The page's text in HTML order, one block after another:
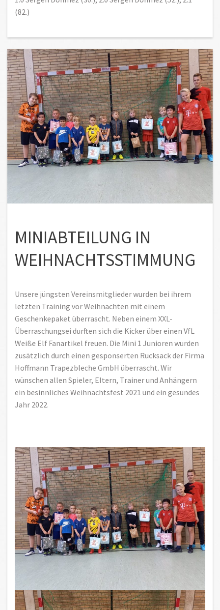
(82.)
MINIABTEILUNG IN
WEIHNACHTSSTIMMUNG
Unsere jüngsten Vereinsmitglieder wurden bei ihrem
letzten Training vor Weihnachten mit einem
Geschenkepaket überrascht. Neben einem XXL-
Überraschungsei durften sich die Kicker über einen VfL
Weiße Elf Fanartikel freuen. Die Mini 1 Junioren wurden
zusätzlich durch einen gesponserten Rucksack der Firma
Hoffmann Trapezbleche GmbH überrascht. Wir
wünschen allen Spieler, Eltern, Trainer und Anhängern
ein besinnliches Weihnachtsfest 2021 und ein gesundes
Jahr 2022.